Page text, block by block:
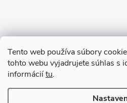
Tento web používa súbory
tohto webu vyjadrujete súhlas s
informáciítu.